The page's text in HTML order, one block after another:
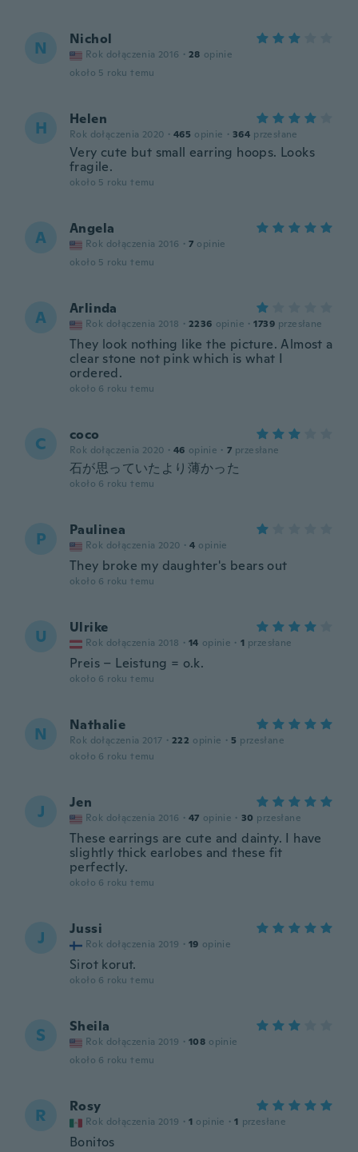
N Nichol
Rok dołączenia 2016 · 28 opinie
około 5 roku temu
H Helen
Rok dołączenia 2020 · 465 opinie · 364 przesłane
Very cute but small earring hoops. Looks
fragile.
około 5 roku temu
A Angela
Rok dołączenia 2016 · 7 opinie
około 5 roku temu
A Arlinda
Rok dołączenia 2018 · 2236 opinie · 1739 przesłane
They look nothing like the picture. Almost a
clear stone not pink which is what I
ordered.
około 6 roku temu
C coco
Rok dołączenia 2020 · 46 opinie · 7 przesłane
石が思っていたより薄かった
około 6 roku temu
P Paulinea
Rok dołączenia 2020 · 4 opinie
They broke my daughter's bears out
około 6 roku temu
U Ulrike
Rok dołączenia 2018 · 14 opinie · 1 przesłane
Preis – Leistung = o.k.
około 6 roku temu
N Nathalie
Rok dołączenia 2017 · 222 opinie · 5 przesłane
około 6 roku temu
J Jen
Rok dołączenia 2016 · 47 opinie · 30 przesłane
These earrings are cute and dainty. I have
slightly thick earlobes and these fit
perfectly.
około 6 roku temu
J Jussi
Rok dołączenia 2019 · 19 opinie
Sirot korut.
około 6 roku temu
S Sheila
Rok dołączenia 2019 · 108 opinie
około 6 roku temu
R Rosy
Rok dołączenia 2019 · 1 opinie · 1 przesłane
Bonitos